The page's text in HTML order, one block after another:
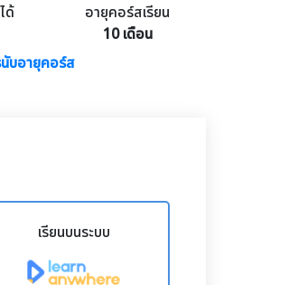
ด้
อายุคอร์สเรียน
10 เดือน
นับอายุคอร์ส
เรียนบนระบบ